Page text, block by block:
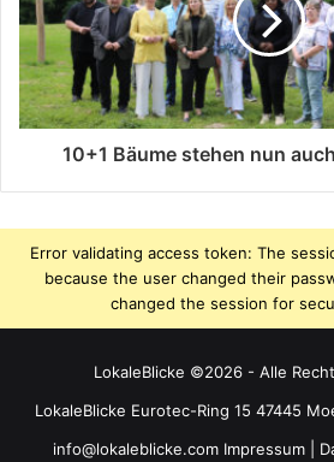
10+1 Bäume stehen nun
Error validating access token: The
because the user changed their
changed the session for
LokaleBlicke ©2026 - Alle
LokaleBlicke Eurotec-Ring 15 47445
info@lokaleblicke.com Impressum